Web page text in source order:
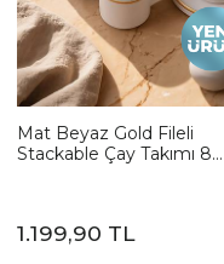
Mat Beyaz Gold Fileli
Stackable Çay Takımı 8
1.199,90 TL